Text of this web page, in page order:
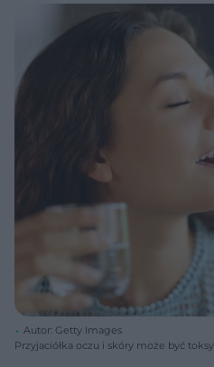
Autor: Getty Images
Przyjaciółka oczu i skóry może być